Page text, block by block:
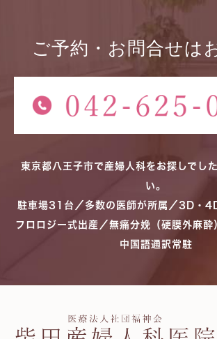
ご予約・お問合せは
東京都八王子市で産婦人科をお探しでし
い。
駐車場31台／多数の医師が所属／3D・
フロロジー式出産／無痛分娩（硬膜外麻酔
中国語通訳常駐